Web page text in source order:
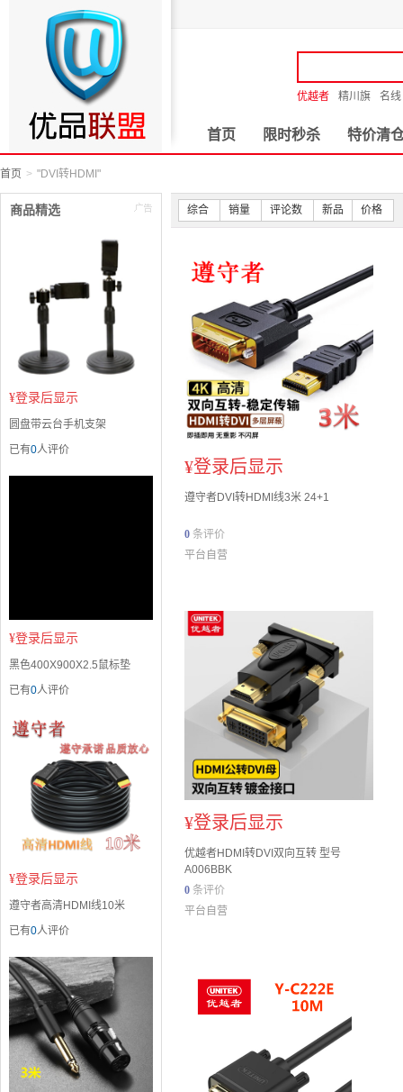
优越者 精川旗 名线
首页 限时秒杀 特价清
首页 "DVI转HDMI"
商品精选
¥登录后显示
圆盘带云台手机支架
已有0人评价
¥登录后显示
黑色400X900X2.5鼠标垫
已有0人评价
¥登录后显示
遵守者高清HDMI线10米
已有0人评价
综合 销量 评论数 新品 价格
¥登录后显示
遵守者DVI转HDMI线3米 24+1
0 条评价
平台自营
¥登录后显示
优越者HDMI转DVI双向互转 型号
A006BBK
0 条评价
平台自营